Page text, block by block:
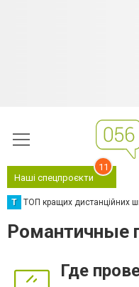
Наші спецпроєкти
11
Т ТОП кращих дистанційних
Романтичные
Где